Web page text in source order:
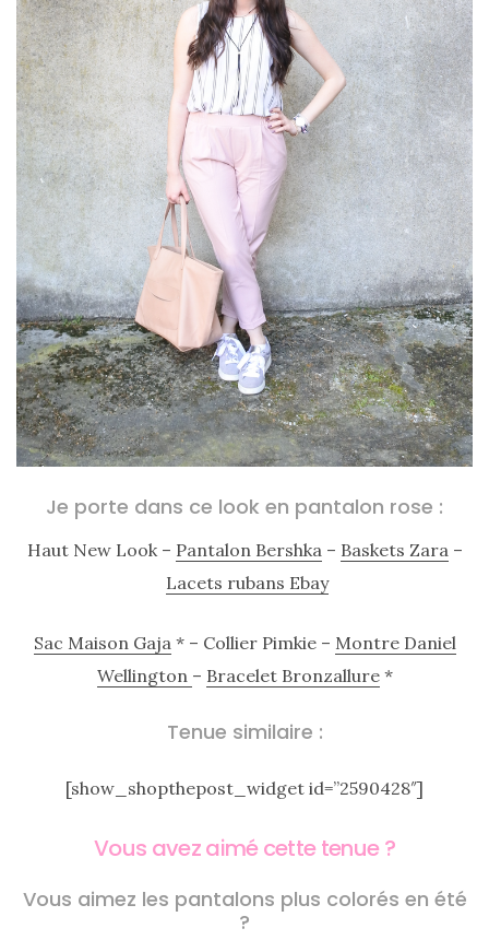
(25)
Découvertes
mode
(5)
Derniers
achats
(45)
Lookbook
(175)
Luxe
&
maroquinerie
(218)
shopping
DU BLOG
Je porte dans ce look en pantalon rose :
Haut New Look – Pantalon Bershka – Baskets Zara –
Lacets rubans Ebay
Sac Maison Gaja* – Collier Pimkie – Montre Daniel
Wellington – Bracelet Bronzallure*
Tenue similaire :
[show_shopthepost_widget id=”2590428″]
Vous avez aimé cette tenue ?
Vous aimez les pantalons plus colorés en été
?